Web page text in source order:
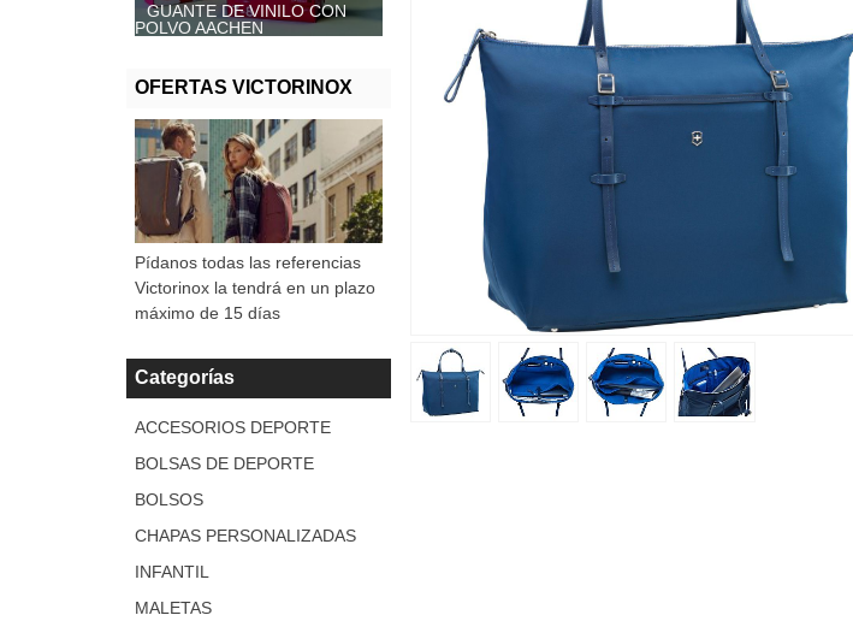
GUANTE DE VINILO CON
POLVO AACHEN
GUANTE DE VINILO SIN
POLVO, AACHEN
OFERTAS VICTORINOX
Pídanos todas las referencias
Victorinox la tendrá en un plazo
máximo de 15 días
Categorías
ACCESORIOS DEPORTE
BOLSAS DE DEPORTE
BOLSOS
CHAPAS PERSONALIZADAS
INFANTIL
MALETAS